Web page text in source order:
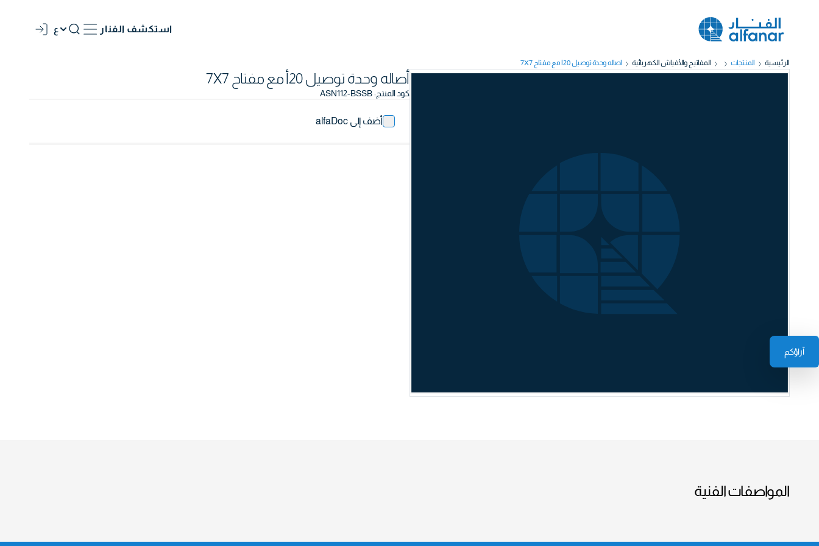
آراؤكم
استكشف الفنار ع
الرئيسية المنتجات المفاتيح والأفياش الكهربائية أصاله وحدة توصيل 20أ مع مفتاح 7X7
أصاله وحدة توصيل 20أ مع مفتاح 7X7
كود المنتج:
ASN112-BSSB
أضف إلى alfaDoc
المواصفات الفنية